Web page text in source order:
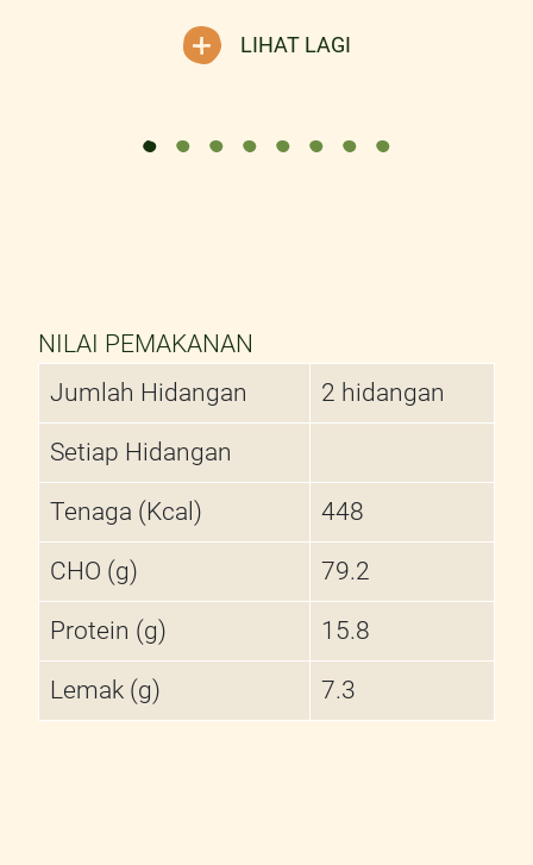
LIHAT LAGI
NILAI PEMAKANAN
Jumlah Hidangan
2 hidangan
Setiap Hidangan
Tenaga (Kcal) 448
CHO (g) 79.2
Protein (g) 15.8
Lemak (g) 7.3